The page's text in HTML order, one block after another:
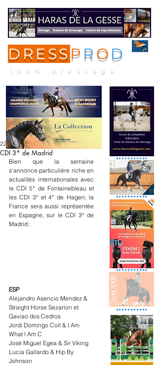
DRESS P R O D
100% dressage
CDI 3* de Madrid
22 avr. 2024
Bien que la semaine
s'annonce particulière riche en
actualités internationales avec
le CDI 5* de Fontainebleau et
les CDI 3* et 4* de Hagen, la
France sera aussi représentée
en Espagne, sur le CDI 3* de
Madrid :
ESP
Alejandro Asencio Mendez &
Straight Horse Sezarion et
Gaviao dos Cedros
Jordi Domingo Coll & I Am
What I Am C
José Miguel Egea & Sir Viking
Lucia Gallardo & Hip By
Johnson